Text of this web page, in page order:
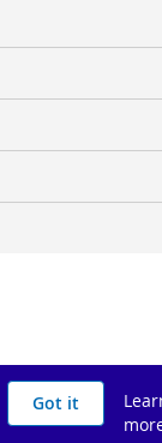
Got it
All Rights Reserved